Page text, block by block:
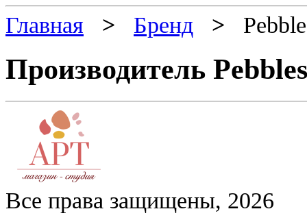
Главная > Бренд >
Производитель Pebbles
Все права защищены, 2026